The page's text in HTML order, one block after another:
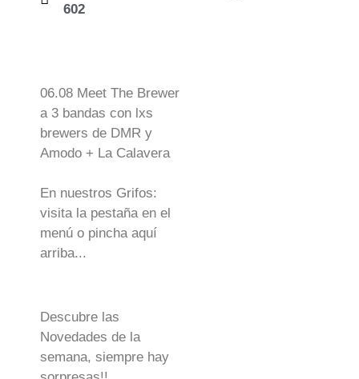
602
06.08 Meet The Brewer
a 3 bandas con lxs
brewers de DMR y
Amodo + La Calavera
En nuestros Grifos:
visita la pestaña en el
menú o pincha aquí
arriba...
Descubre las
Novedades de la
semana, siempre hay